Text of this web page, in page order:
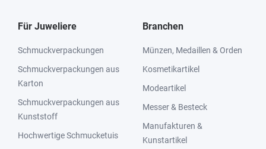
Für Juweliere
Schmuckverpackungen
Schmuckverpackungen aus
Karton
Schmuckverpackungen aus
Kunststoff
Hochwertige Schmucketuis
Branchen
Münzen, Medaillen & Orden
Kosmetikartikel
Modeartikel
Messer & Besteck
Manufakturen &
Kunstartikel